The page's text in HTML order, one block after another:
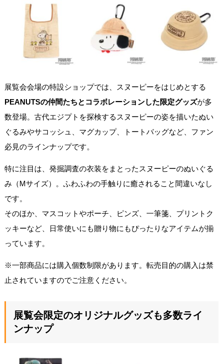
展覧会会場の特設ショップでは、スヌーピーをはじめとする
PEANUTSの仲間たちとコラボレーションした限定グッズが多
数登場。古代エジプトを探検するスヌーピーの姿を描いたぬい
ぐるみやサコッシュ、マグカップ、トートバッグなど、ファン
必見のラインナップです。
特に注目は、発掘調査の衣装をまとったスヌーピーのぬいぐる
み（Mサイズ）。ふわふわの手触りに癒されること間違いなし
です。
そのほか、マスコットやポーチ、ピンズ、一筆箋、プリントク
ッキーなど、日常使いにも贈り物にもぴったりなアイテムが揃
っています。
※一部商品には購入個数制限があります。転売目的の購入は禁
止されていますのでご注意ください。
展覧会限定のオリジナルグッズも多数ライ
ンナップ